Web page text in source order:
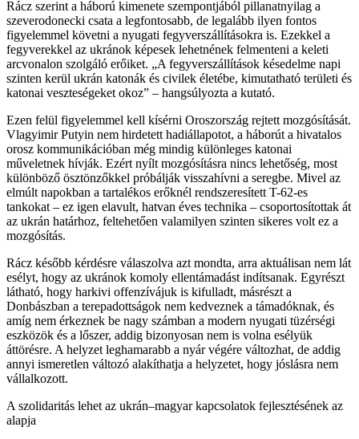
Rácz szerint a háború kimenete szempontjából pillanatnyilag a
szeverodonecki csata a legfontosabb, de legalább ilyen fontos
figyelemmel követni a nyugati fegyverszállításokra is. Ezekkel a
fegyverekkel az ukránok képesek lehetnének felmenteni a keleti
arcvonalon szolgáló erőiket. „A fegyverszállítások késedelme napi
szinten kerül ukrán katonák és civilek életébe, kimutatható területi és
katonai veszteségeket okoz” – hangsúlyozta a kutató.
Ezen felül figyelemmel kell kísérni Oroszország rejtett mozgósítását.
Vlagyimir Putyin nem hirdetett hadiállapotot, a háborút a hivatalos
orosz kommunikációban még mindig különleges katonai
műveletnek hívják. Ezért nyílt mozgósításra nincs lehetőség, most
különböző ösztönzőkkel próbálják visszahívni a seregbe. Mivel az
elmúlt napokban a tartalékos erőknél rendszeresített T-62-es
tankokat – ez igen elavult, hatvan éves technika – csoportosítottak át
az ukrán határhoz, feltehetően valamilyen szinten sikeres volt ez a
mozgósítás.
Rácz később kérdésre válaszolva azt mondta, arra aktuálisan nem lát
esélyt, hogy az ukránok komoly ellentámadást indítsanak. Egyrészt
látható, hogy harkivi offenzívájuk is kifulladt, másrészt a
Donbászban a terepadottságok nem kedveznek a támadóknak, és
amíg nem érkeznek be nagy számban a modern nyugati tüzérségi
eszközök és a lőszer, addig bizonyosan nem is volna esélyük
áttörésre. A helyzet leghamarabb a nyár végére változhat, de addig
annyi ismeretlen változó alakíthatja a helyzetet, hogy jóslásra nem
vállalkozott.
A szolidaritás lehet az ukrán–magyar kapcsolatok fejlesztésének az
alapja